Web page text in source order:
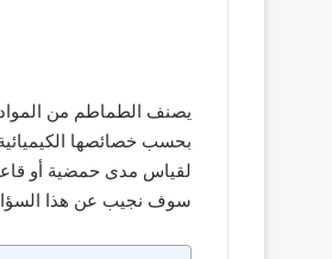
لقياس مدى حمضية أو
سوف نجيب عن هذا